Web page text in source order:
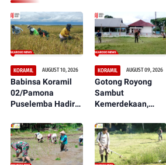
KORAMIL AUGUST 10, 2026
Babinsa Koramil
02/Pamona
Puselemba Hadir
Panen Padi
Berlangsung
Penuh
Kebersamaan
KORAMIL AUGUST 09, 2026
Gotong Royong
Sambut
Kemerdekaan,
11/Pamona
Selatan dan Warga
Bersihkan
Lapangan